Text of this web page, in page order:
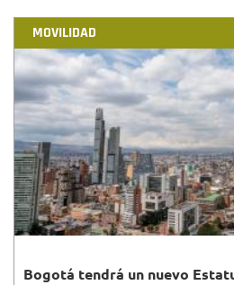
MOVILIDAD
Bogotá tendrá un nuevo